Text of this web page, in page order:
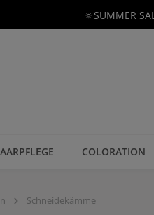
🔅SUMMER
COLORATION
Schneidekämme